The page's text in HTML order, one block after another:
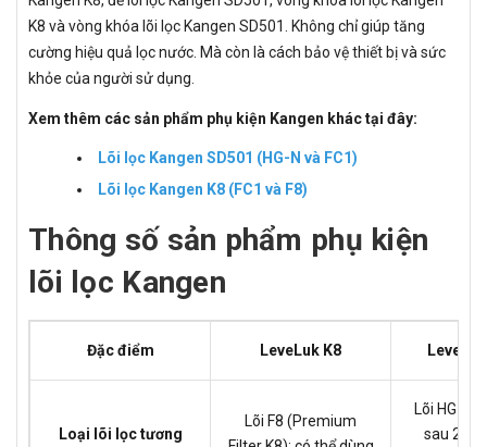
K8 và vòng khóa lõi lọc Kangen SD501. Không chỉ giúp tăng
cường hiệu quả lọc nước. Mà còn là cách bảo vệ thiết bị và sức
khỏe của người sử dụng.
Xem thêm các sản phẩm phụ kiện Kangen khác tại đây:
Lõi lọc Kangen SD501 (HG-N và FC1)
Lõi lọc Kangen K8 (FC1 và F8)
Thông số sản phẩm phụ kiện
lõi lọc Kangen
Đặc điểm LeveLuk K8
Loại lõi lọc tương
Lõi F8 (Premium
Lõi HG-N
sau